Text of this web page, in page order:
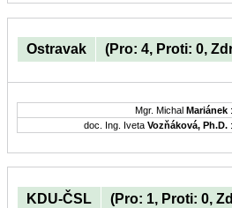
Ostravak (Pro: 4, Proti: 0,
Mgr. Michal Mariánek :
doc. Ing. Iveta Vozňáková, Ph.D. :
KDU-ČSL (Pro: 1, Proti: 0,